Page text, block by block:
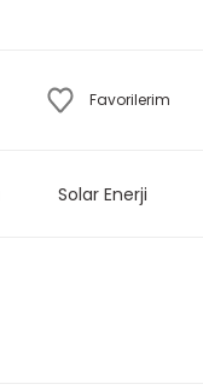
Favorilerim
Solar Enerji